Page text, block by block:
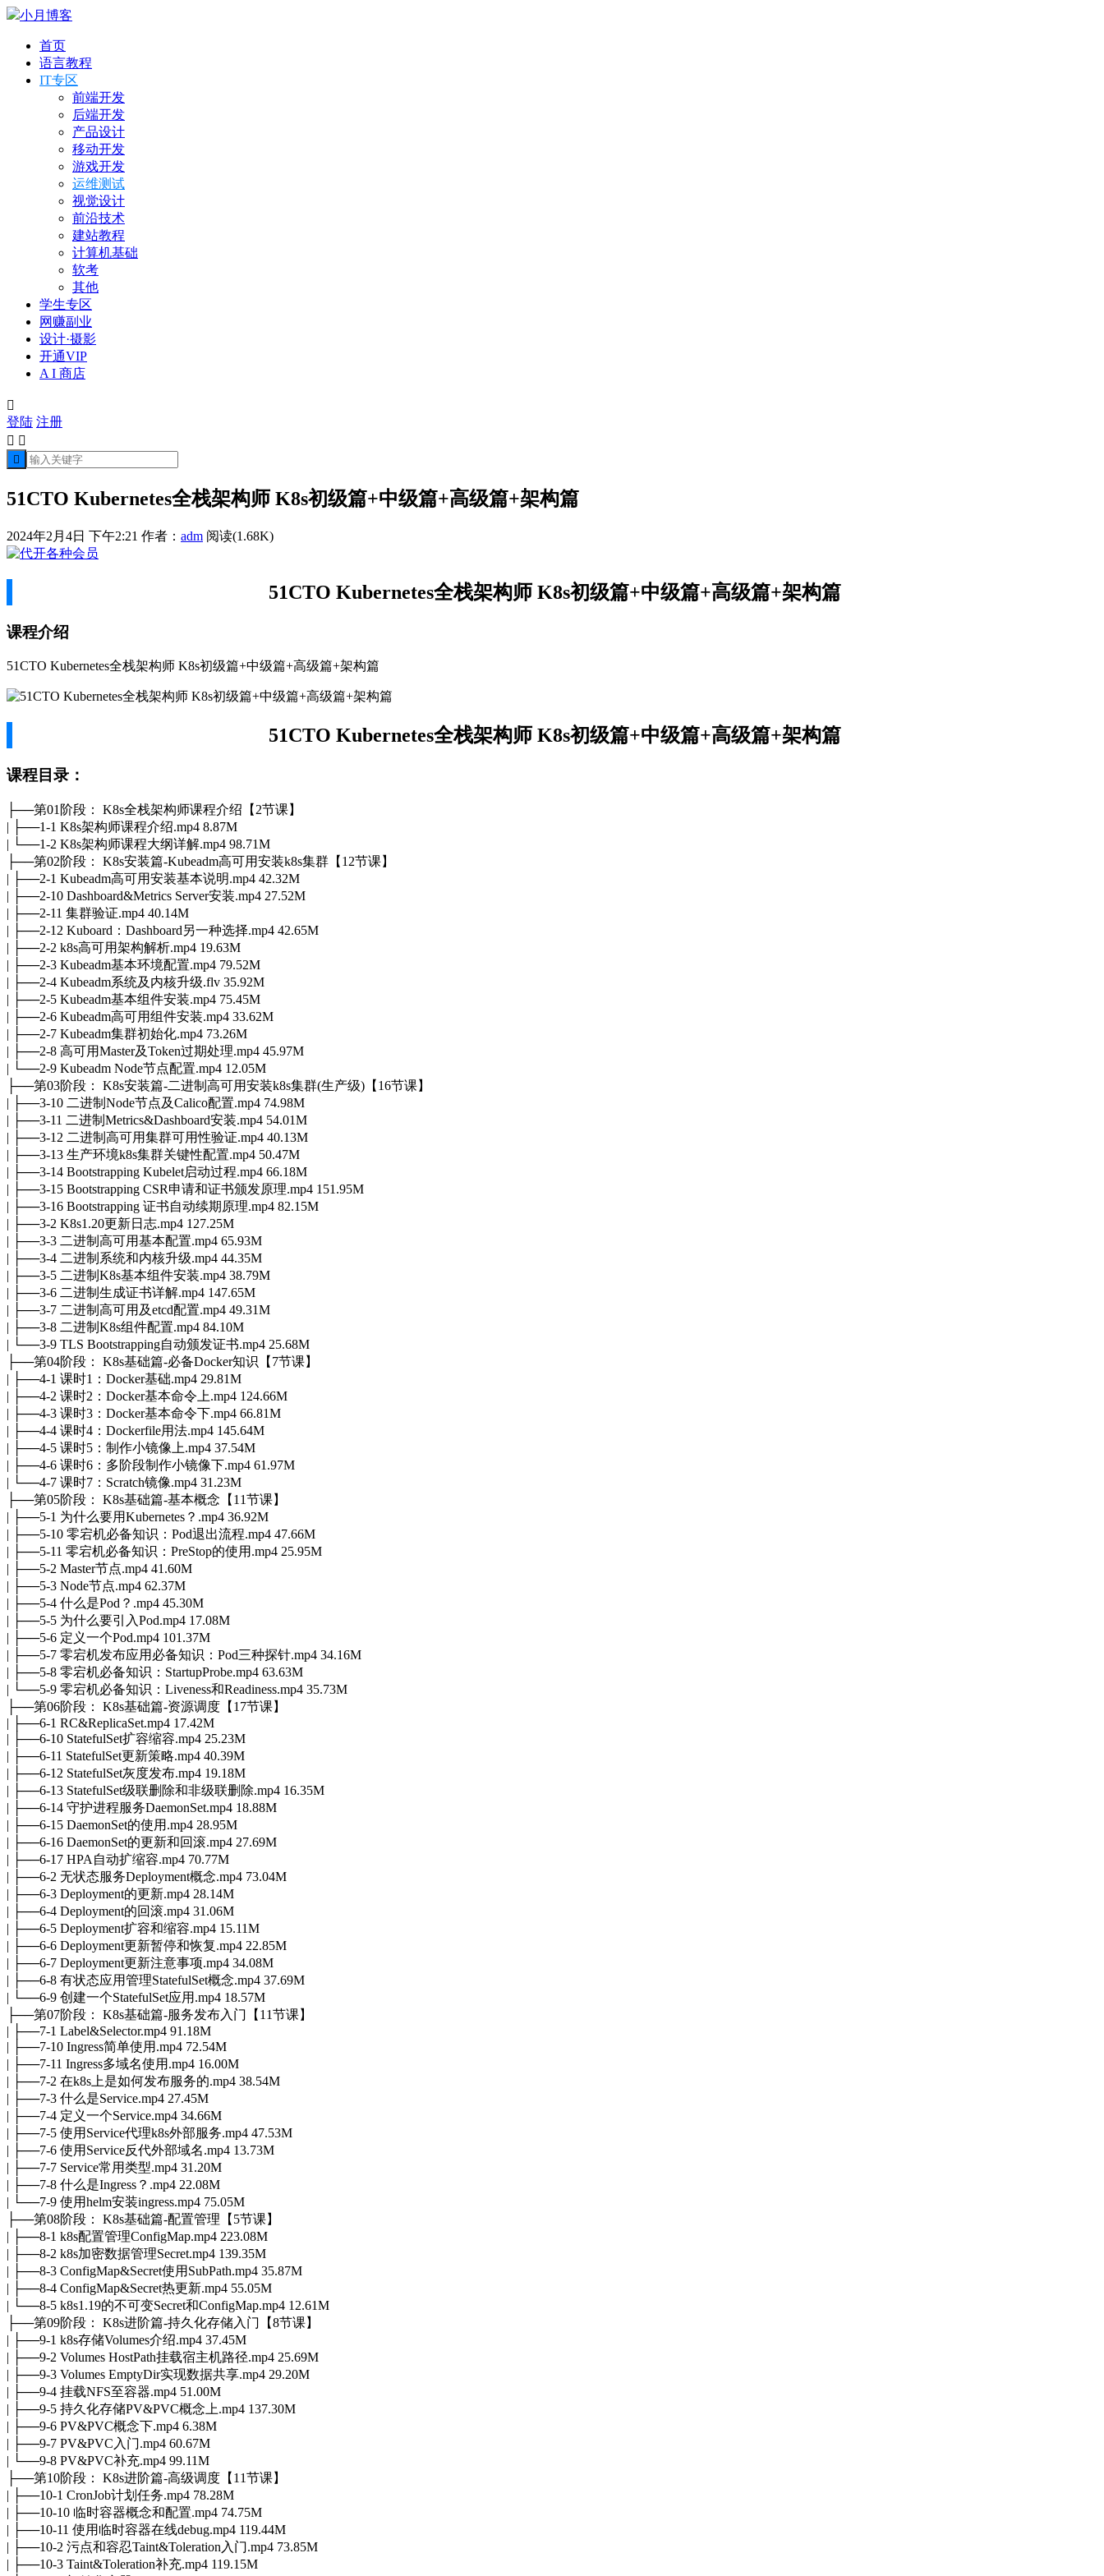
小月博客
首页
语言教程
IT专区
前端开发
后端开发
产品设计
移动开发
游戏开发
运维测试
视觉设计
前沿技术
建站教程
计算机基础
软考
其他
学生专区
网赚副业
设计·摄影
开通VIP
A I 商店

登陆 注册
 

51CTO Kubernetes全栈架构师 K8s初级篇+中级篇+高级篇+架构篇
2024年2月4日 下午2:21 作者： adm 阅读(1.68K)
51CTO Kubernetes全栈架构师 K8s初级篇+中级篇+高级篇+架构篇
课程介绍
51CTO Kubernetes全栈架构师 K8s初级篇+中级篇+高级篇+架构篇
51CTO Kubernetes全栈架构师 K8s初级篇+中级篇+高级篇+架构篇
课程目录：
├──第01阶段： K8s全栈架构师课程介绍【2节课】
| ├──1-1 K8s架构师课程介绍.mp4 8.87M
| └──1-2 K8s架构师课程大纲详解.mp4 98.71M
├──第02阶段： K8s安装篇-Kubeadm高可用安装k8s集群【12节课】
| ├──2-1 Kubeadm高可用安装基本说明.mp4 42.32M
| ├──2-10 Dashboard&Metrics Server安装.mp4 27.52M
| ├──2-11 集群验证.mp4 40.14M
| ├──2-12 Kuboard：Dashboard另一种选择.mp4 42.65M
| ├──2-2 k8s高可用架构解析.mp4 19.63M
| ├──2-3 Kubeadm基本环境配置.mp4 79.52M
| ├──2-4 Kubeadm系统及内核升级.flv 35.92M
| ├──2-5 Kubeadm基本组件安装.mp4 75.45M
| ├──2-6 Kubeadm高可用组件安装.mp4 33.62M
| ├──2-7 Kubeadm集群初始化.mp4 73.26M
| ├──2-8 高可用Master及Token过期处理.mp4 45.97M
| └──2-9 Kubeadm Node节点配置.mp4 12.05M
├──第03阶段： K8s安装篇-二进制高可用安装k8s集群(生产级)【16节课】
| ├──3-10 二进制Node节点及Calico配置.mp4 74.98M
| ├──3-11 二进制Metrics&Dashboard安装.mp4 54.01M
| ├──3-12 二进制高可用集群可用性验证.mp4 40.13M
| ├──3-13 生产环境k8s集群关键性配置.mp4 50.47M
| ├──3-14 Bootstrapping Kubelet启动过程.mp4 66.18M
| ├──3-15 Bootstrapping CSR申请和证书颁发原理.mp4 151.95M
| ├──3-16 Bootstrapping 证书自动续期原理.mp4 82.15M
| ├──3-2 K8s1.20更新日志.mp4 127.25M
| ├──3-3 二进制高可用基本配置.mp4 65.93M
| ├──3-4 二进制系统和内核升级.mp4 44.35M
| ├──3-5 二进制K8s基本组件安装.mp4 38.79M
| ├──3-6 二进制生成证书详解.mp4 147.65M
| ├──3-7 二进制高可用及etcd配置.mp4 49.31M
| ├──3-8 二进制K8s组件配置.mp4 84.10M
| └──3-9 TLS Bootstrapping自动颁发证书.mp4 25.68M
├──第04阶段： K8s基础篇-必备Docker知识【7节课】
| ├──4-1 课时1：Docker基础.mp4 29.81M
| ├──4-2 课时2：Docker基本命令上.mp4 124.66M
| ├──4-3 课时3：Docker基本命令下.mp4 66.81M
| ├──4-4 课时4：Dockerfile用法.mp4 145.64M
| ├──4-5 课时5：制作小镜像上.mp4 37.54M
| ├──4-6 课时6：多阶段制作小镜像下.mp4 61.97M
| └──4-7 课时7：Scratch镜像.mp4 31.23M
├──第05阶段： K8s基础篇-基本概念【11节课】
| ├──5-1 为什么要用Kubernetes？.mp4 36.92M
| ├──5-10 零宕机必备知识：Pod退出流程.mp4 47.66M
| ├──5-11 零宕机必备知识：PreStop的使用.mp4 25.95M
| ├──5-2 Master节点.mp4 41.60M
| ├──5-3 Node节点.mp4 62.37M
| ├──5-4 什么是Pod？.mp4 45.30M
| ├──5-5 为什么要引入Pod.mp4 17.08M
| ├──5-6 定义一个Pod.mp4 101.37M
| ├──5-7 零宕机发布应用必备知识：Pod三种探针.mp4 34.16M
| ├──5-8 零宕机必备知识：StartupProbe.mp4 63.63M
| └──5-9 零宕机必备知识：Liveness和Readiness.mp4 35.73M
├──第06阶段： K8s基础篇-资源调度【17节课】
| ├──6-1 RC&ReplicaSet.mp4 17.42M
| ├──6-10 StatefulSet扩容缩容.mp4 25.23M
| ├──6-11 StatefulSet更新策略.mp4 40.39M
| ├──6-12 StatefulSet灰度发布.mp4 19.18M
| ├──6-13 StatefulSet级联删除和非级联删除.mp4 16.35M
| ├──6-14 守护进程服务DaemonSet.mp4 18.88M
| ├──6-15 DaemonSet的使用.mp4 28.95M
| ├──6-16 DaemonSet的更新和回滚.mp4 27.69M
| ├──6-17 HPA自动扩缩容.mp4 70.77M
| ├──6-2 无状态服务Deployment概念.mp4 73.04M
| ├──6-3 Deployment的更新.mp4 28.14M
| ├──6-4 Deployment的回滚.mp4 31.06M
| ├──6-5 Deployment扩容和缩容.mp4 15.11M
| ├──6-6 Deployment更新暂停和恢复.mp4 22.85M
| ├──6-7 Deployment更新注意事项.mp4 34.08M
| ├──6-8 有状态应用管理StatefulSet概念.mp4 37.69M
| └──6-9 创建一个StatefulSet应用.mp4 18.57M
├──第07阶段： K8s基础篇-服务发布入门【11节课】
| ├──7-1 Label&Selector.mp4 91.18M
| ├──7-10 Ingress简单使用.mp4 72.54M
| ├──7-11 Ingress多域名使用.mp4 16.00M
| ├──7-2 在k8s上是如何发布服务的.mp4 38.54M
| ├──7-3 什么是Service.mp4 27.45M
| ├──7-4 定义一个Service.mp4 34.66M
| ├──7-5 使用Service代理k8s外部服务.mp4 47.53M
| ├──7-6 使用Service反代外部域名.mp4 13.73M
| ├──7-7 Service常用类型.mp4 31.20M
| ├──7-8 什么是Ingress？.mp4 22.08M
| └──7-9 使用helm安装ingress.mp4 75.05M
├──第08阶段： K8s基础篇-配置管理【5节课】
| ├──8-1 k8s配置管理ConfigMap.mp4 223.08M
| ├──8-2 k8s加密数据管理Secret.mp4 139.35M
| ├──8-3 ConfigMap&Secret使用SubPath.mp4 35.87M
| ├──8-4 ConfigMap&Secret热更新.mp4 55.05M
| └──8-5 k8s1.19的不可变Secret和ConfigMap.mp4 12.61M
├──第09阶段： K8s进阶篇-持久化存储入门【8节课】
| ├──9-1 k8s存储Volumes介绍.mp4 37.45M
| ├──9-2 Volumes HostPath挂载宿主机路径.mp4 25.69M
| ├──9-3 Volumes EmptyDir实现数据共享.mp4 29.20M
| ├──9-4 挂载NFS至容器.mp4 51.00M
| ├──9-5 持久化存储PV&PVC概念上.mp4 137.30M
| ├──9-6 PV&PVC概念下.mp4 6.38M
| ├──9-7 PV&PVC入门.mp4 60.67M
| └──9-8 PV&PVC补充.mp4 99.11M
├──第10阶段： K8s进阶篇-高级调度【11节课】
| ├──10-1 CronJob计划任务.mp4 78.28M
| ├──10-10 临时容器概念和配置.mp4 74.75M
| ├──10-11 使用临时容器在线debug.mp4 119.44M
| ├──10-2 污点和容忍Taint&Toleration入门.mp4 73.85M
| ├──10-3 Taint&Toleration补充.mp4 119.15M